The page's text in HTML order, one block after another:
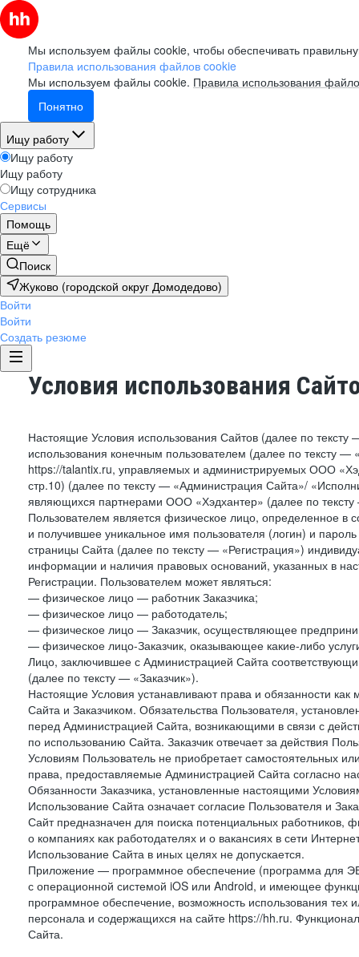
Мы используем файлы cookie, чтобы обеспечивать
Правила использования файлов cookie
Мы используем файлы cookie. Правила использования
Понятно
Ищу работу
Ищу работу
Ищу работу
Ищу сотрудника
Сервисы
Помощь
Ещё
Поиск
Жуково (городской округ Домодедово)
Войти
Войти
Создать резюме
Условия использования
Настоящие Условия использования Сайтов (далее по
использования конечным пользователем (далее по тексту
https://talantix.ru, управляемых и администрируемых ООО
стр.10) (далее по тексту — «Администрация Сайта»/
являющихся партнерами ООО «Хэдхантер» (далее по
Пользователем является физическое лицо, определенное в
и получившее уникальное имя пользователя (логин) и
страницы Сайта (далее по тексту — «Регистрация»)
информации и наличия правовых оснований, указанных в
Регистрации. Пользователем может являться:
— физическое лицо — работник Заказчика;
— физическое лицо — работодатель;
— физическое лицо — Заказчик, осуществляющее
— физическое лицо-Заказчик, оказывающее какие-либо
Лицо, заключившее с Администрацией Сайта
(далее по тексту — «Заказчик»).
Настоящие Условия устанавливают права и обязанности
Сайта и Заказчиком. Обязательства Пользователя,
перед Администрацией Сайта, возникающими в связи с
по использованию Сайта. Заказчик отвечает за действия
Условиям Пользователь не приобретает самостоятельных
права, предоставляемые Администрацией Сайта согласно
Обязанности Заказчика, установленные настоящими
Использование Сайта означает согласие Пользователя и
Сайт предназначен для поиска потенциальных
о компаниях как работодателях и о вакансиях в сети
Использование Сайта в иных целях не допускается.
Приложение — программное обеспечение (программа для
с операционной системой iOS или Android, и имеющее
программное обеспечение, возможность использования
персонала и содержащихся на сайте https://hh.ru.
Сайта.